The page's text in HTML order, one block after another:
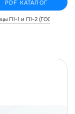
PDF КАТАЛОГ
П1-1 и П1-2 (ГОСТ Р